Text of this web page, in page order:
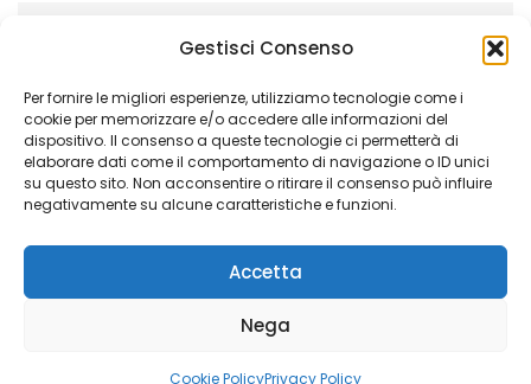
Gestisci Consenso
Per fornire le migliori esperienze, utilizziamo tecnologie come i
cookie per memorizzare e/o accedere alle informazioni del
dispositivo. Il consenso a queste tecnologie ci permetterà di
elaborare dati come il comportamento di navigazione o ID unici
su questo sito. Non acconsentire o ritirare il consenso può influire
negativamente su alcune caratteristiche e funzioni.
Accetta
Nega
Cookie PolicyPrivacy Policy
Copyright © 2021 Azienda Agricola Galea – All Rights
Reserved. Gestito daCoopyleft